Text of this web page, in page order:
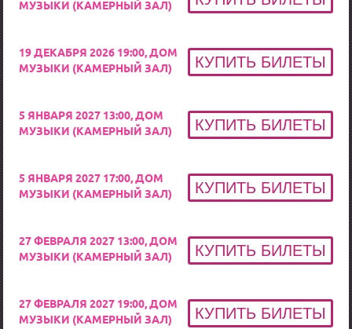
МУЗЫКИ (КАМЕРНЫЙ ЗАЛ)
19 ДЕКАБРЯ 2026 19:00, ДОМ
МУЗЫКИ (КАМЕРНЫЙ ЗАЛ)
5 ЯНВАРЯ 2027 13:00, ДОМ
МУЗЫКИ (КАМЕРНЫЙ ЗАЛ)
5 ЯНВАРЯ 2027 17:00, ДОМ
МУЗЫКИ (КАМЕРНЫЙ ЗАЛ)
27 ФЕВРАЛЯ 2027 13:00, ДОМ
МУЗЫКИ (КАМЕРНЫЙ ЗАЛ)
27 ФЕВРАЛЯ 2027 19:00, ДОМ
МУЗЫКИ (КАМЕРНЫЙ ЗАЛ)